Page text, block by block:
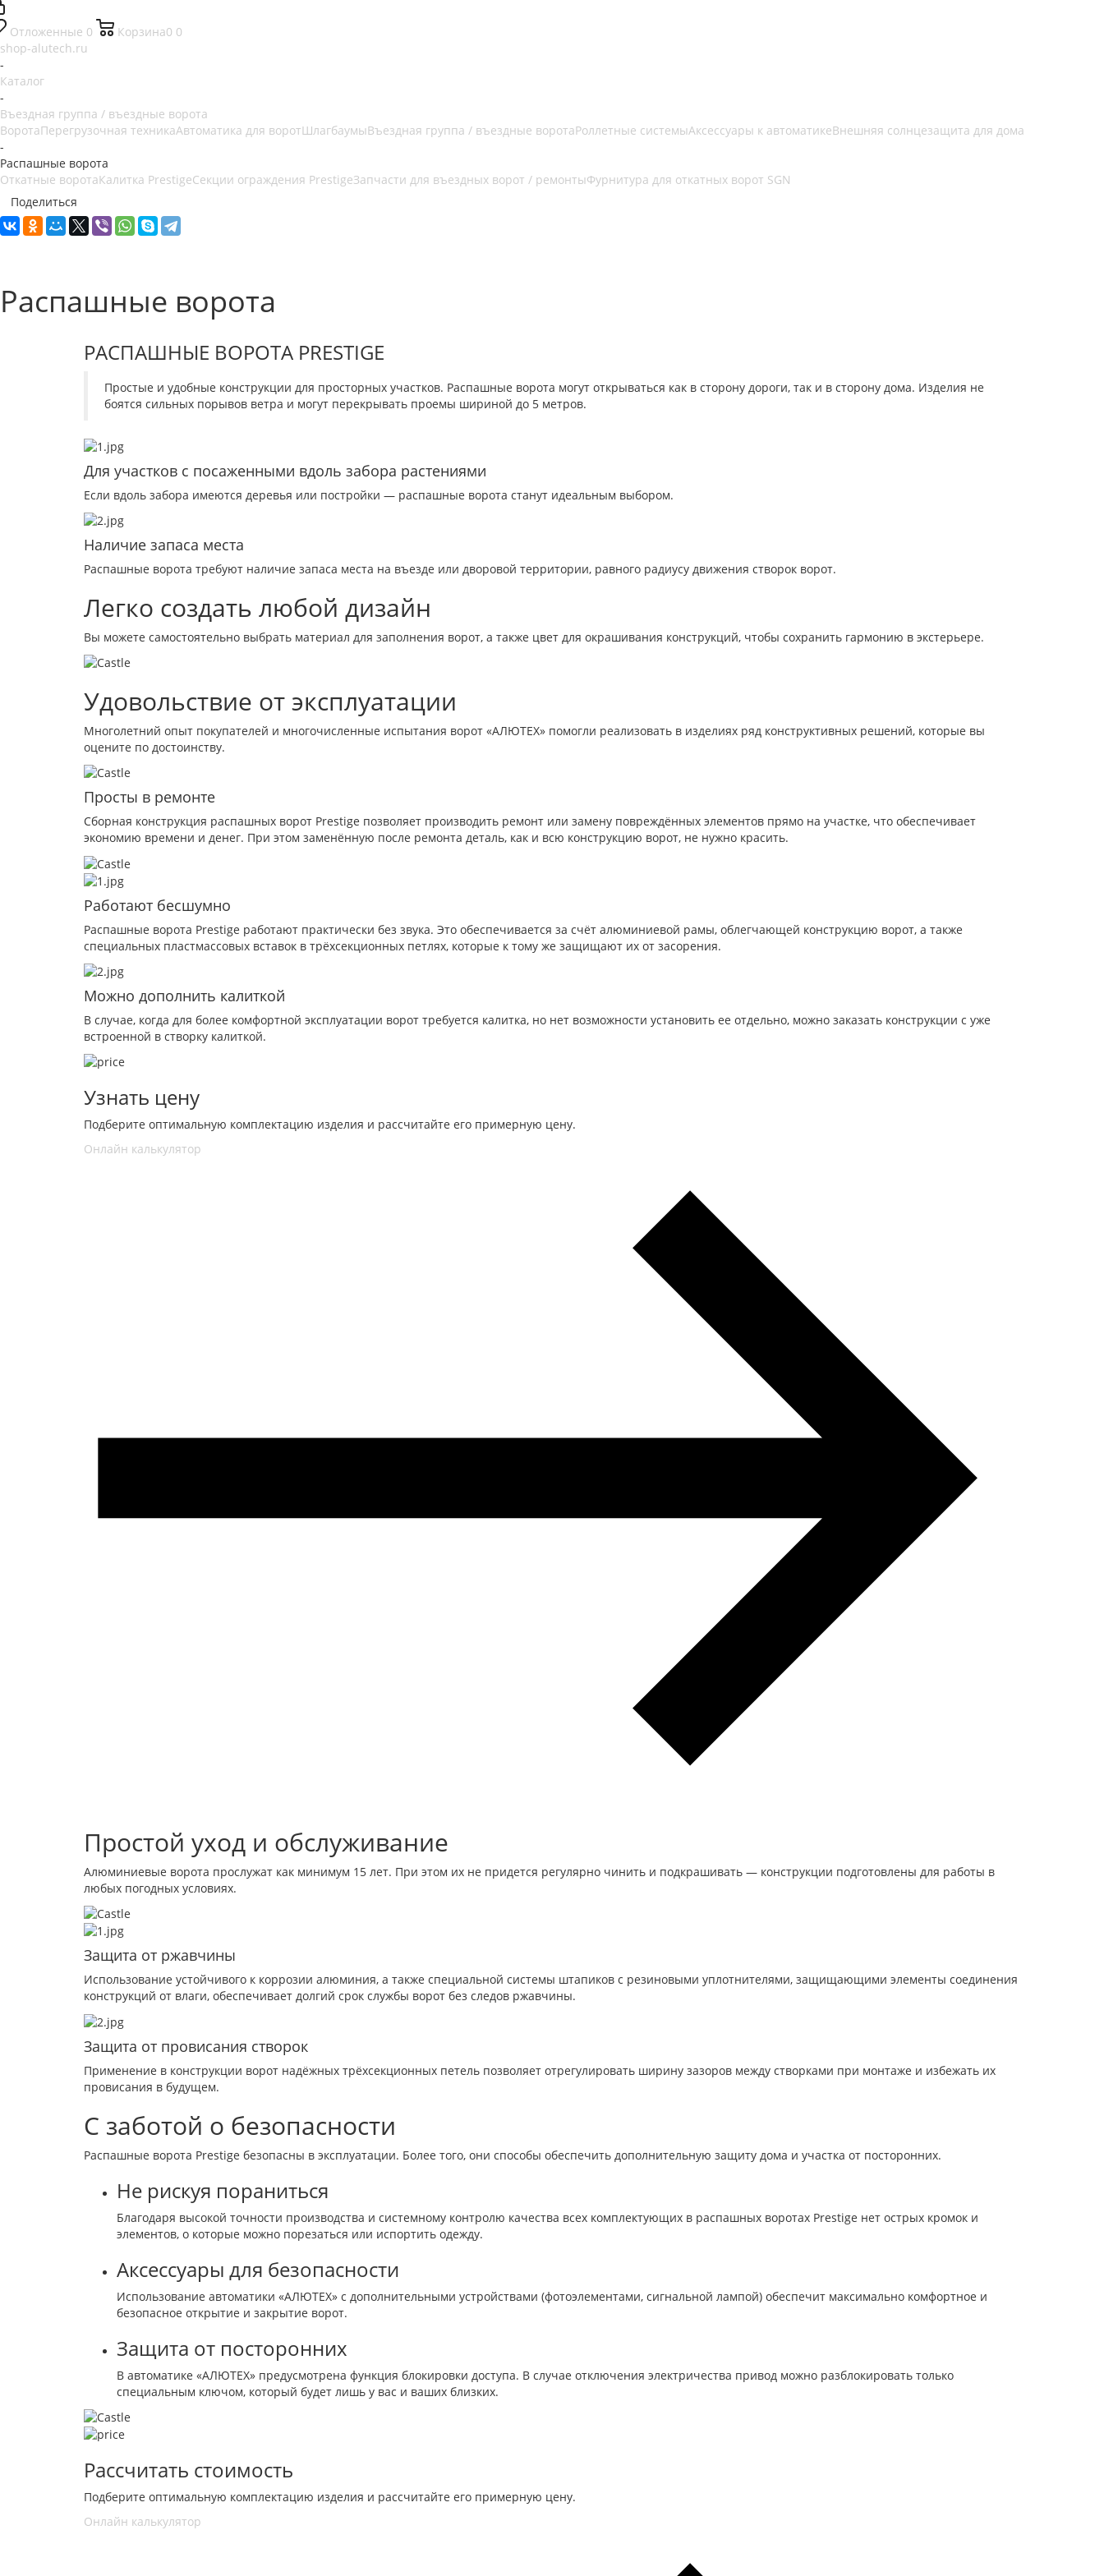
Отложенные 0 Корзина0 0
shop-alutech.ru
-
Каталог
-
Въездная группа / въездные ворота
ВоротаПерегрузочная техникаАвтоматика для воротШлагбаумыВъездная группа / въездные воротаРоллетные системыАксессуары к автоматикеВнешняя солнцезащита для дома
-
Распашные ворота
Откатные воротаКалитка PrestigeСекции ограждения PrestigeЗапчасти для въездных ворот / ремонтыФурнитура для откатных ворот SGN
Поделиться
Распашные ворота
РАСПАШНЫЕ ВОРОТА PRESTIGE
Простые и удобные конструкции для просторных участков. Распашные ворота могут открываться как в сторону дороги, так и в сторону дома. Изделия не
боятся сильных порывов ветра и могут перекрывать проемы шириной до 5 метров.
Для участков с посаженными вдоль забора растениями
Если вдоль забора имеются деревья или постройки — распашные ворота станут идеальным выбором.
Наличие запаса места
Распашные ворота требуют наличие запаса места на въезде или дворовой территории, равного радиусу движения створок ворот.
Легко создать любой дизайн
Вы можете самостоятельно выбрать материал для заполнения ворот, а также цвет для окрашивания конструкций, чтобы сохранить гармонию в экстерьере.
Удовольствие от эксплуатации
Многолетний опыт покупателей и многочисленные испытания ворот «АЛЮТЕХ» помогли реализовать в изделиях ряд конструктивных решений, которые вы
оцените по достоинству.
Просты в ремонте
Сборная конструкция распашных ворот Prestige позволяет производить ремонт или замену повреждённых элементов прямо на участке, что обеспечивает
экономию времени и денег. При этом заменённую после ремонта деталь, как и всю конструкцию ворот, не нужно красить.
Работают бесшумно
Распашные ворота Prestige работают практически без звука. Это обеспечивается за счёт алюминиевой рамы, облегчающей конструкцию ворот, а также
специальных пластмассовых вставок в трёхсекционных петлях, которые к тому же защищают их от засорения.
Можно дополнить калиткой
В случае, когда для более комфортной эксплуатации ворот требуется калитка, но нет возможности установить ее отдельно, можно заказать конструкции с уже
встроенной в створку калиткой.
Узнать цену
Подберите оптимальную комплектацию изделия и рассчитайте его примерную цену.
Онлайн калькулятор
Простой уход и обслуживание
Алюминиевые ворота прослужат как минимум 15 лет. При этом их не придется регулярно чинить и подкрашивать — конструкции подготовлены для работы в
любых погодных условиях.
Защита от ржавчины
Использование устойчивого к коррозии алюминия, а также специальной системы штапиков с резиновыми уплотнителями, защищающими элементы соединения
конструкций от влаги, обеспечивает долгий срок службы ворот без следов ржавчины.
Защита от провисания створок
Применение в конструкции ворот надёжных трёхсекционных петель позволяет отрегулировать ширину зазоров между створками при монтаже и избежать их
провисания в будущем.
С заботой о безопасности
Распашные ворота Prestige безопасны в эксплуатации. Более того, они способы обеспечить дополнительную защиту дома и участка от посторонних.
Не рискуя пораниться
Благодаря высокой точности производства и системному контролю качества всех комплектующих в распашных воротах Prestige нет острых кромок и
элементов, о которые можно порезаться или испортить одежду.
Аксессуары для безопасности
Использование автоматики «АЛЮТЕХ» с дополнительными устройствами (фотоэлементами, сигнальной лампой) обеспечит максимально комфортное и
безопасное открытие и закрытие ворот.
Защита от посторонних
В автоматике «АЛЮТЕХ» предусмотрена функция блокировки доступа. В случае отключения электричества привод можно разблокировать только
специальным ключом, который будет лишь у вас и ваших близких.
Рассчитать стоимость
Подберите оптимальную комплектацию изделия и рассчитайте его примерную цену.
Онлайн калькулятор